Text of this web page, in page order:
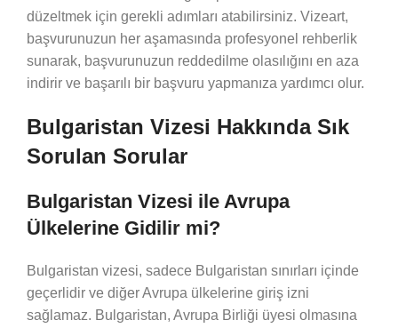
düzeltmek için gerekli adımları atabilirsiniz. Vizeart,
başvurunuzun her aşamasında profesyonel rehberlik
sunarak, başvurunuzun reddedilme olasılığını en aza
indirir ve başarılı bir başvuru yapmanıza yardımcı olur.
Bulgaristan Vizesi Hakkında Sık
Sorulan Sorular
Bulgaristan Vizesi ile Avrupa
Ülkelerine Gidilir mi?
Bulgaristan vizesi, sadece Bulgaristan sınırları içinde
geçerlidir ve diğer Avrupa ülkelerine giriş izni
sağlamaz. Bulgaristan, Avrupa Birliği üyesi olmasına